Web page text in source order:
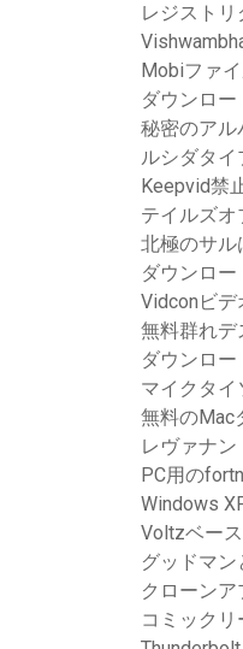
レジスト
Mobiファ
ダウンロ
秘密のアル
ルシダタ
Keepvid禁
テイルズオ
北極のサル
ダウンロ
Vidconビ
無料群れデ
ダウンロ
マイクタ
無料のMac
レヴァナ
PC用の
Windows
Voltzベー
グッドマ
クローン
コミック